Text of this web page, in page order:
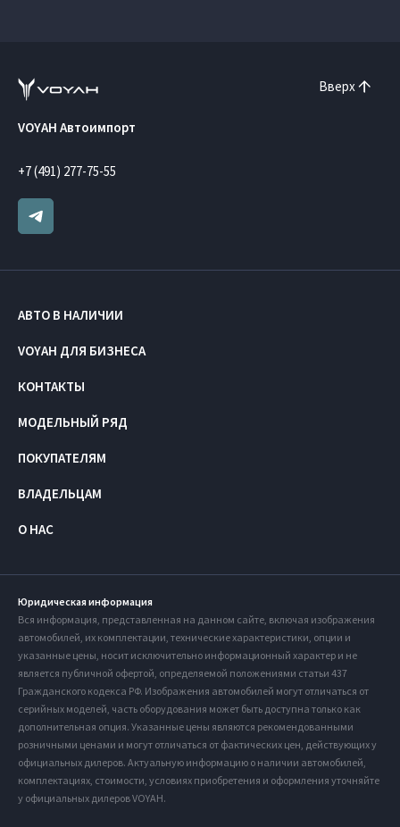
Вверх
VOYAH Автоимпорт
+7 (491) 277-75-55
АВТО В НАЛИЧИИ
VOYAH ДЛЯ БИЗНЕСА
КОНТАКТЫ
МОДЕЛЬНЫЙ РЯД
ПОКУПАТЕЛЯМ
ВЛАДЕЛЬЦАМ
О НАС
Юридическая информация
Вся информация, представленная на данном сайте, включая изображения
автомобилей, их комплектации, технические характеристики, опции и
указанные цены, носит исключительно информационный характер и не
является публичной офертой, определяемой положениями статьи 437
Гражданского кодекса РФ. Изображения автомобилей могут отличаться от
серийных моделей, часть оборудования может быть доступна только как
дополнительная опция. Указанные цены являются рекомендованными
розничными ценами и могут отличаться от фактических цен, действующих у
официальных дилеров. Актуальную информацию о наличии автомобилей,
комплектациях, стоимости, условиях приобретения и оформления уточняйте
у официальных дилеров VOYAH.